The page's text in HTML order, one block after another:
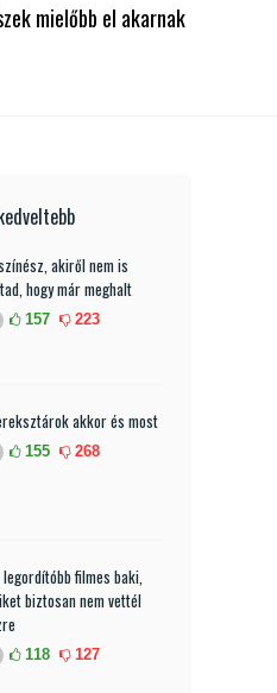
mielőbb el akarnak
akiről nem is
hogy már meghalt
157 223
akkor és most
155 268
legordítóbb filmes baki,
biztosan nem vettél
118 127